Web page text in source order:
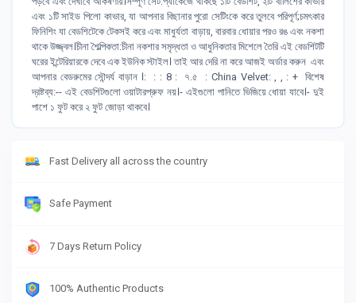
এবং ১টি সাইড পিলো কাভার, যা আপনার বিছানার পুরো সেটিংকে করে তুলবে পরিপূর্ণ;চমৎকার
ফিনিশিং যা বেডশিটেকে টেকসই করে এবং মাধুর্যতা বাড়ায়, বারবার ধোয়ার পরও রঙ এবং নকশা
থাকে উজ্জ্বল।চীনা শৈল্পিকতা:চীনা নকশার সমৃদ্ধতা ও আধুনিকতার মিশেলে তৈরি এই বেডশিটটি
ঘরের ইন্টেরিয়ারকে দেবে এক ইউনিক স্টাইল। তাই আর দেরি না করে আজই অর্ডার করুন এবং
আপনার বেডরুমের সৌন্দর্য বাড়ান ।: : : 8 : ৭.৫ : China Velvet: , , : + বিশেষ
দ্রষ্টব্য:-- এই বেডশিটগুলো ওয়াটারপ্রুফ নয়।- এইগুলো পানিতে ভিজিয়ে ধোয়া যাবে।- দুই
পাশে ১ ফুট করে ২ ফুট জোড়া থাকবে।
Fast Delivery all across the country
Safe Payment
7 Days Return Policy
100% Authentic Products